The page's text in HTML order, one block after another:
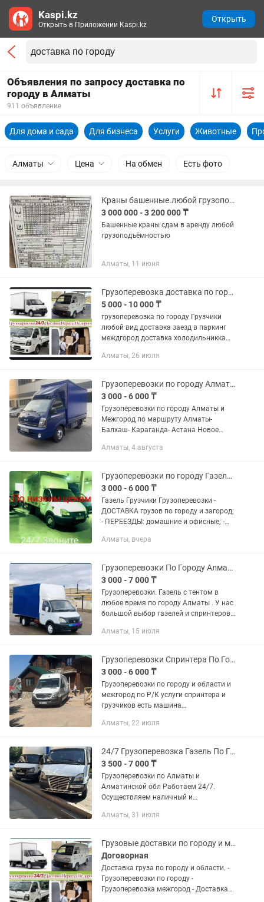
Объявления по запросу доставка по
городу в Алматы
911 объявление
Для дома и сада Для бизнеса Услуги Животные
Алматы Цена На обмен Есть фото
Краны башенные.любой грузоподъёмностью. Доставка в любой город Казахстана
3 000 000 - 3 200 000 ₸
Башенные краны сдам в аренду любой
грузоподъёмностью
Алматы, 11 июня
Грузоперевозка доставка по городу Газель Киа бонго Дамас Пирамида
5 000 - 10 000 ₸
грузоперевозка по городу Грузчики
любой вид доставка заезд в паркинг
междгород доставка холодильникка
верхний погрузка открытый борт
Алматы, 26 июля
Грузоперевозки по городу Алматы межгород, доставка, переезд, грузчики
3 000 - 6 000 ₸
Грузоперевозки по городу Алматы и
Межгород по маршруту Алматы-
Балхаш- Караганда- Астана Новое
Грузоподъемность до 3,5 тонн (3500 кг)
Алматы, 4 августа
Грузоперевозки по городу Газель Переезды Доставка с грузчиками
3 000 - 6 000 ₸
Газель Грузчики Грузоперевозки -
ДОСТАВКА грузов по городу и загород;
- ПЕРЕЕЗДЫ: домашние и офисные; -
техники, пианино, вещей и др. -
Алматы, вчера
Грузоперевозки По Городу Алматы Переезды Доставка С Грузчиками Газель
3 000 - 7 000 ₸
Грузоперевозки. Газель с тентом в
любое время по городу Алматы . У нас
большой выбор газелей и спринтеров с
предоставляем профессиональных
Алматы, 15 июля
Грузоперевозки Спринтера По Городу и межгород Алматы Переезды доставки
3 000 - 6 000 ₸
Грузоперевозки по городу и области и
межгород по Р/К услуги спринтера и
грузчиков есть машина
рефрижатор переезды квартир и
перевозка...
Алматы, 22 июля
24/7 Грузоперевозка Газель По Городу Алматы Переезды Доставки Перевозка24/7
3 500 - 7 000 ₸
Грузоперевозки по Алматы и
Алматинской обл Работаем 24/7.
Осуществляем наличный и
частными лицами, так и c
РАБОТАЕМ БЕЗ...
Алматы, 31 июля
Грузовые доставки по городу и межгород портер бонго газель
Договорная
Доставка груза по городу и области. -
Грузоперевозки по городу -
Грузоперевозка межгород - Доставка
Kaspi.kz
Открыть в Приложении Kaspi.kz
Открыть